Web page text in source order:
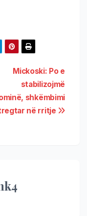
Mickoski: Po e
stabilizojmë
shkëmbimi
në rritje